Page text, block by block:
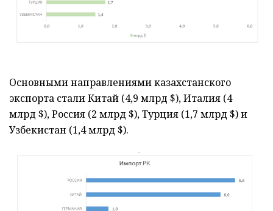
Основными направлениями казахстанского
экспорта стали Китай (4,9 млрд $), Италия (4
млрд $), Россия (2 млрд $), Турция (1,7 млрд $) и
Узбекистан (1,4 млрд $).